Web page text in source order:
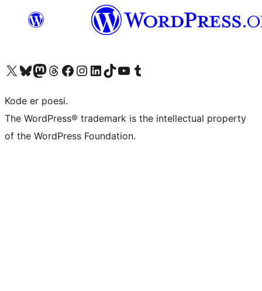
Besøk vår konto på X Visit our Bluesky account
Besøk vår Mastodon-konto
Visit our Threads account
Besøk vår Facebook-sideBesøk vår Instagram-konto
Besøk vår LinkedIn-konto
Visit our TikTok account
Visit our YouTube channel
Visit our Tumblr account
Kode er poesi.
The WordPress® trademark is the intellectual property
of the WordPress Foundation.